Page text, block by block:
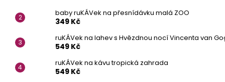
baby ruKÁVek na přesnídávku malá ZOO
349 Kč
ruKÁVek na lahev s Hvězdnou nocí Vincenta van
549 Kč
ruKÁVek na kávu tropická zahrada
549 Kč